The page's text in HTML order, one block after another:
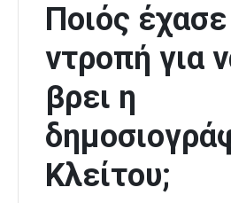
Ποιός
ντροπή για
βρει η
Κλείτου;